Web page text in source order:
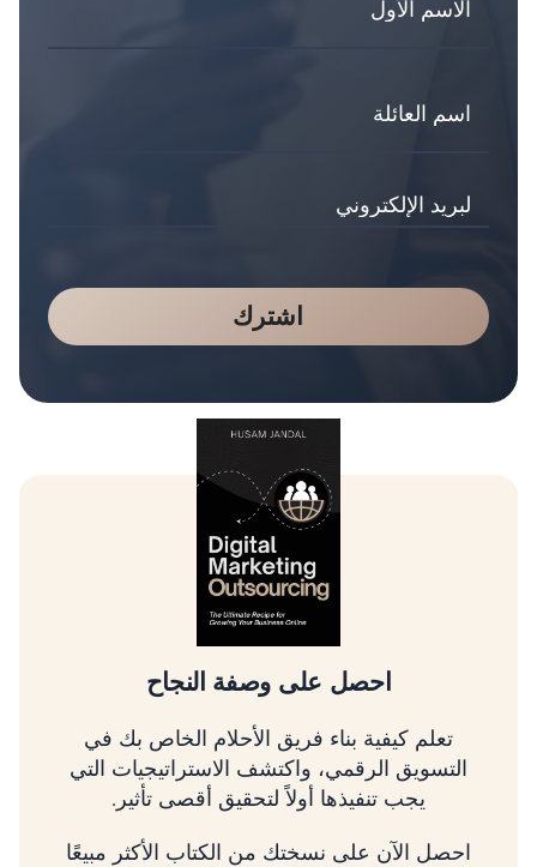
اشترك
احصل على وصفة النجاح
تعلم كيفية بناء فريق الأحلام الخاص بك في
التسويق الرقمي، واكتشف الاستراتيجيات التي
يجب تنفيذها أولاً لتحقيق أقصى تأثير.
احصل الآن على نسختك من الكتاب الأكثر مبيعًا